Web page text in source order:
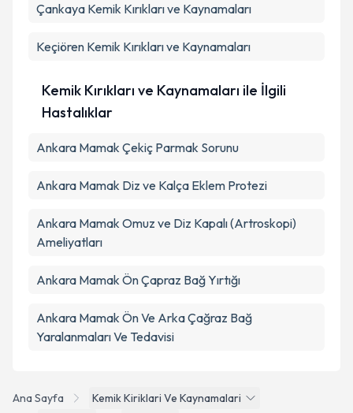
Ana Sayfa
Kemik Kiriklari Ve Kaynamalari
Çankaya Kemik Kırıkları ve Kaynamaları
Keçiören Kemik Kırıkları ve Kaynamaları
Kemik Kırıkları ve Kaynamaları ile İlgili
Hastalıklar
Ankara Mamak Çekiç Parmak Sorunu
Ankara Mamak Diz ve Kalça Eklem Protezi
Ankara Mamak Omuz ve Diz Kapalı (Artroskopi)
Ameliyatları
Ankara Mamak Ön Çapraz Bağ Yırtığı
Ankara Mamak Ön Ve Arka Çağraz Bağ
Yaralanmaları Ve Tedavisi